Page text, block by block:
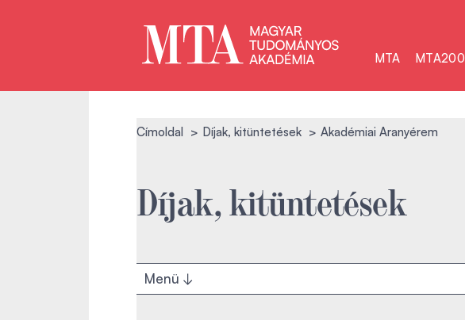
MTA MTA200
Címoldal Díjak, kitüntetések Akadémiai Aranyérem
Díjak, kitüntetések
Menü